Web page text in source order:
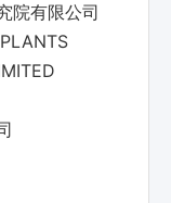
院有限公司